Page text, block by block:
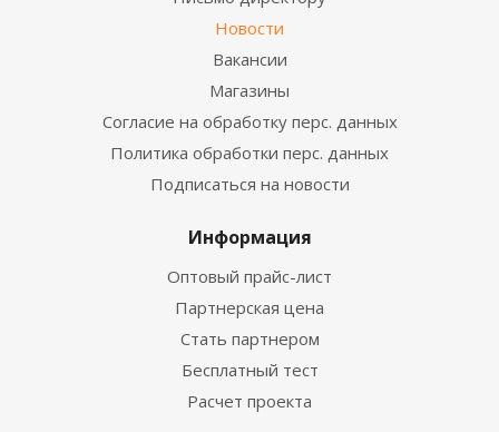
Новости
Вакансии
Магазины
Согласие на обработку перс. данных
Политика обработки перс. данных
Подписаться на новости
Информация
Оптовый прайс-лист
Партнерская цена
Стать партнером
Бесплатный тест
Расчет проекта